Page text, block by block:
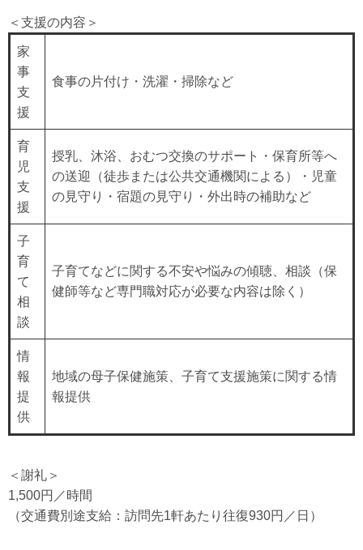
＜支援の内容＞
家
事
支
援
食事の片付け・洗濯・掃除など
育
児
支
援
授乳、沐浴、おむつ交換のサポート・保育所等へ
の送迎（徒歩または公共交通機関による）・児童
の見守り・宿題の見守り・外出時の補助など
子
育
て
相
談
子育てなどに関する不安や悩みの傾聴、相談（保
健師等など専門職対応が必要な内容は除く）
情
報
提
供
地域の母子保健施策、子育て支援施策に関する情
報提供
＜謝礼＞
1,500円／時間
（交通費別途支給：訪問先1軒あたり往復930円／日）